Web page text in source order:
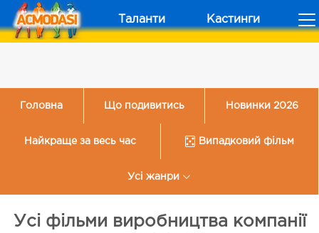
Таланти Кастинги
Головна Що подивитись Новинки 2026
Найкраще за весь час Випадковий фільм
Усі жанри
Усі фільми виробництва компанії